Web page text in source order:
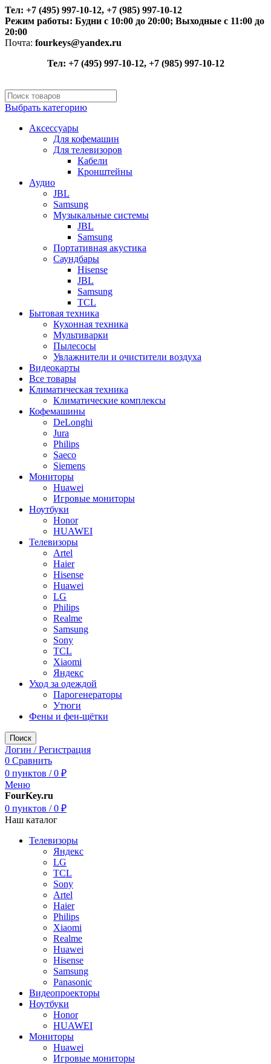
Тел: +7 (495) 997-10-12, +7 (985) 997-10-12
Режим работы: Будни с 10:00 до 20:00; Выходные с 11:00 до
20:00
Почта: fourkeys@yandex.ru
Тел: +7 (495) 997-10-12, +7 (985) 997-10-12
Выбрать категорию
Аксессуары
Для кофемашин
Для телевизоров
Кабели
Кронштейны
Аудио
JBL
Samsung
Музыкальные системы
JBL
Samsung
Портативная акустика
Саундбары
Hisense
JBL
Samsung
TCL
Бытовая техника
Кухонная техника
Мультиварки
Пылесосы
Увлажнители и очистители воздуха
Видеокарты
Все товары
Климатическая техника
Климатические комплексы
Кофемашины
DeLonghi
Jura
Philips
Saeco
Siemens
Мониторы
Huawei
Игровые мониторы
Ноутбуки
Honor
HUAWEI
Телевизоры
Artel
Haier
Hisense
Huawei
LG
Philips
Realme
Samsung
Sony
TCL
Xiaomi
Яндекс
Уход за одеждой
Парогенераторы
Утюги
Фены и фен-щётки
Поиск
Логин / Регистрация
0 Сравнить
0 пунктов / 0 ₽
Меню
FourKey.ru
0 пунктов / 0 ₽
Наш каталог
Телевизоры
Яндекс
LG
TCL
Sony
Artel
Haier
Philips
Xiaomi
Realme
Huawei
Hisense
Samsung
Panasonic
Видеопроекторы
Ноутбуки
Honor
HUAWEI
Мониторы
Huawei
Игровые мониторы